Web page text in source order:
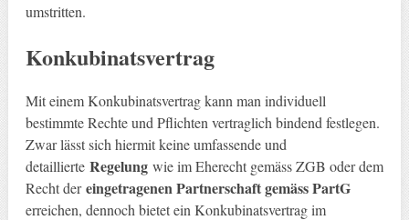
umstritten.
Konkubinatsvertrag
Mit einem Konkubinatsvertrag kann man individuell
bestimmte Rechte und Pflichten vertraglich bindend festlegen.
Zwar lässt sich hiermit keine umfassende und
detaillierte Regelungwie im Eherecht gemäss ZGB oder dem
Recht dereingetragenen Partnerschaft gemäss PartG
erreichen, dennoch bietet ein Konkubinatsvertrag im